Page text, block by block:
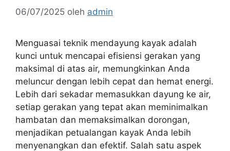
06/07/2025 oleh admin
Menguasai teknik mendayung kayak adalah
kunci untuk mencapai efisiensi gerakan yang
maksimal di atas air, memungkinkan Anda
meluncur dengan lebih cepat dan hemat energi.
Lebih dari sekadar memasukkan dayung ke air,
setiap gerakan yang tepat akan meminimalkan
hambatan dan memaksimalkan dorongan,
menjadikan petualangan kayak Anda lebih
menyenangkan dan efektif. Salah satu aspek